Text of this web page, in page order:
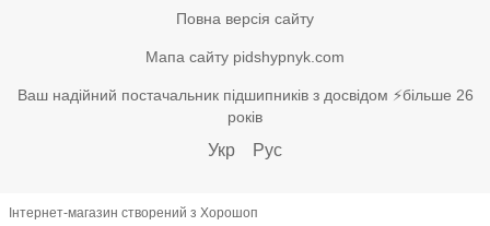
Повна версія сайту
Мапа сайту pidshypnyk.com
Ваш надійний постачальник підшипників з досвідом ⚡більше 26
років
Укр Рус
Інтернет-магазин створений з Хорошоп